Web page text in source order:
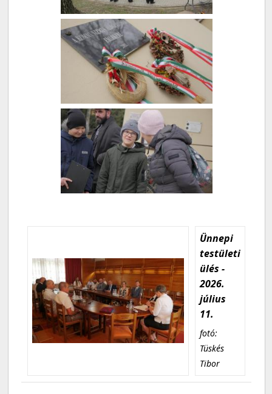
Ünnepi
testületi
ülés -
2026.
július
11.
fotó:
Tüskés
Tibor